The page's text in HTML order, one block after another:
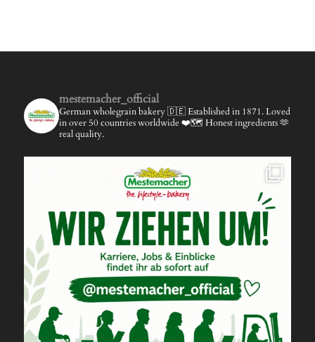
mestemacher_official
German wholegrain bakery 🇩🇪Established in 1871.Loved
in over 50 countries worldwide ❤️🗺️ Honest ingredients 🫶
real quality.